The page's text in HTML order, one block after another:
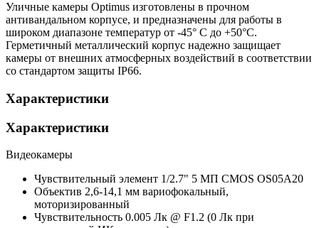
Уличные камеры Optimus изготовлены в прочном
антивандальном корпусе, и предназначены для работы в
широком диапазоне температур от -45° C до +50°C.
Герметичный металлический корпус надежно защищает
камеры от внешних атмосферных воздействий в соответствии
со стандартом защиты IP66.
Характеристики
Характеристики
Видеокамеры
Чувствительный элемент 1/2.7" 5 МП CMOS OS05A20
Объектив 2,6-14,1 мм вариофокальный,
моторизированный
Чувствительность 0.005 Лк @ F1.2 (0 Лк при